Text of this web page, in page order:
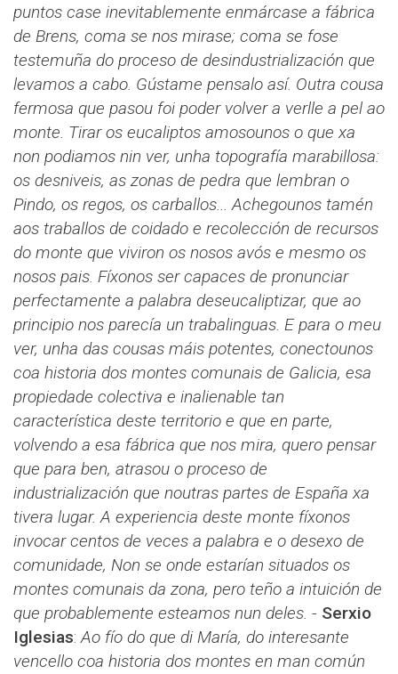
puntos case inevitablemente enmárcase a fábrica
de Brens, coma se nos mirase; coma se fose
testemuña do proceso de desindustrialización que
levamos a cabo. Gústame pensalo así. Outra cousa
fermosa que pasou foi poder volver a verlle a pel ao
monte. Tirar os eucaliptos amosounos o que xa
non podiamos nin ver, unha topografía marabillosa:
os desniveis, as zonas de pedra que lembran o
Pindo, os regos, os carballos... Achegounos tamén
aos traballos de coidado e recolección de recursos
do monte que viviron os nosos avós e mesmo os
nosos pais. Fíxonos ser capaces de pronunciar
perfectamente a palabra deseucaliptizar, que ao
principio nos parecía un trabalinguas. E para o meu
ver, unha das cousas máis potentes, conectounos
coa historia dos montes comunais de Galicia, esa
propiedade colectiva e inalienable tan
característica deste territorio e que en parte,
volvendo a esa fábrica que nos mira, quero pensar
que para ben, atrasou o proceso de
industrialización que noutras partes de España xa
tivera lugar. A experiencia deste monte fíxonos
invocar centos de veces a palabra e o desexo de
comunidade, Non se onde estarían situados os
montes comunais da zona, pero teño a intuición de
que probablemente esteamos nun deles. - Serxio
Iglesias​​:Ao fío do que di María, do interesante
vencello coa historia dos montes en man común